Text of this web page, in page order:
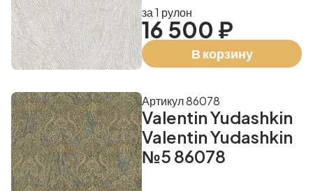
за 1 рулон
16 500 ₽
В корзину
Valentin Yudashkin
Valentin Yudashkin
№5 86078
Артикул 86078